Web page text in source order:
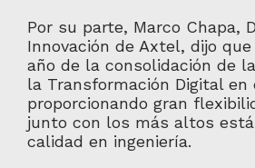
Por su parte, Marco Chapa,
Innovación de Axtel, dijo que
año de la consolidación de
la Transformación Digital en
proporcionando gran
junto con los más altos
calidad en ingeniería.